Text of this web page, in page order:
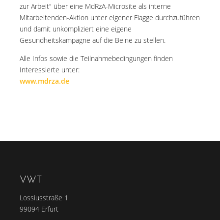
zur Arbeit" über eine MdRzA-Microsite als interne
Mitarbeitenden-Aktion unter eigener Flagge durchzuführen
und damit unkompliziert eine eigene
Gesundheitskampagne auf die Beine zu stellen.
Alle Infos sowie die Teilnahmebedingungen finden
Interessierte unter:
www.mdrza.de
VWT
Lossiusstraße 1
99094 Erfurt